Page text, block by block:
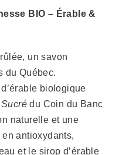
BIO – Érable &
un savon
du Québec.
biologique
du Coin du Banc
naturelle et une
antioxydants,
et le sirop d’érable